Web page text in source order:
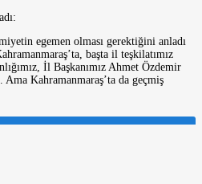
egemen olması gerektiğini anladı
başta il teşkilatımız
İl Başkanımız Ahmet Özdemir
Kahramanmaraş’ta da geçmiş